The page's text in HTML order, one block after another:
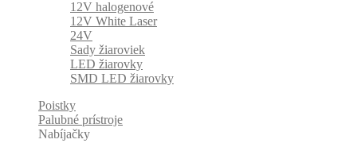
12V halogenové
12V White Laser
24V
Sady žiaroviek
LED žiarovky
SMD LED žiarovky
Poistky
Palubné prístroje
Nabíjačky